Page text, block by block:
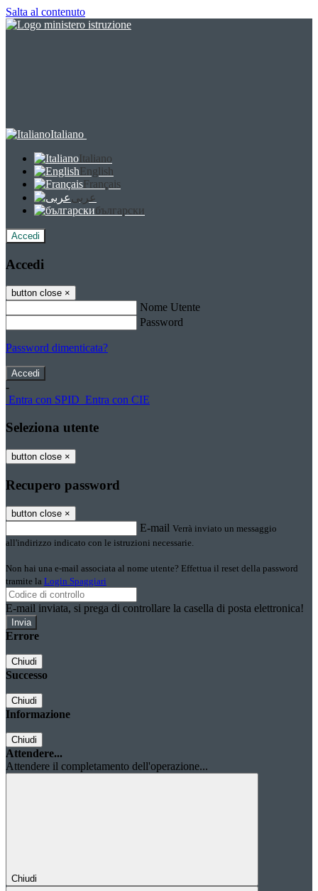
Salta al contenuto
Italiano
Italiano
English
Français
عربى
български
Accedi
Accedi
button close ×
Nome Utente
Password
Password dimenticata?
-
Entra con SPID Entra con CIE
Seleziona utente
button close ×
Recupero password
button close ×
E-mail Verrà inviato un messaggio
all'indirizzo indicato con le istruzioni necessarie.
Non hai una e-mail associata al nome utente? Effettua il reset della password
tramite la Login Spaggiari
E-mail inviata, si prega di controllare la casella di posta elettronica!
Errore
Chiudi
Successo
Chiudi
Informazione
Chiudi
Attendere...
Attendere il completamento dell'operazione...
Chiudi